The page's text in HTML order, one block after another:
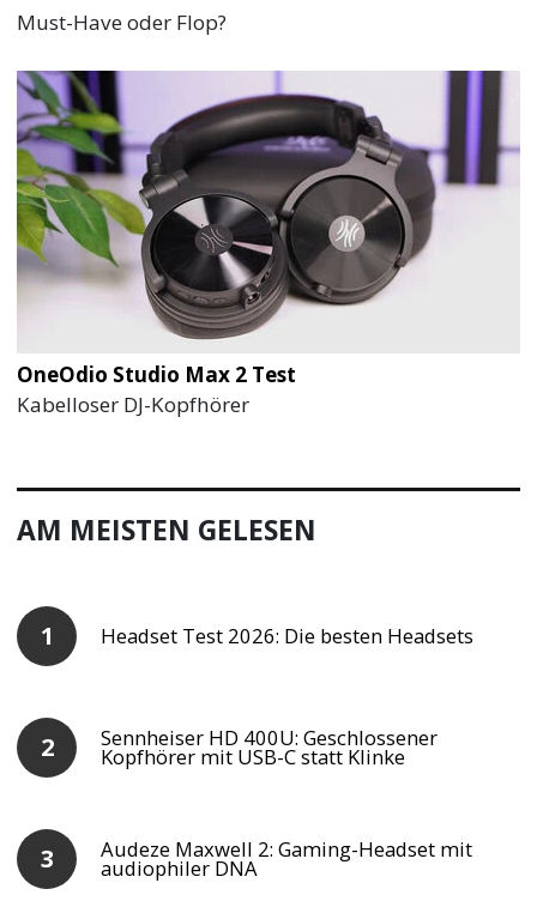
Must-Have oder Flop?
OneOdio Studio Max 2 Test
Kabelloser DJ-Kopfhörer
AM MEISTEN GELESEN
Headset Test 2026: Die besten Headsets
Sennheiser HD 400U: Geschlossener
Kopfhörer mit USB-C statt Klinke
Audeze Maxwell 2: Gaming-Headset mit
audiophiler DNA